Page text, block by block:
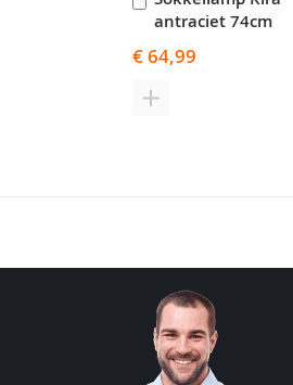
antraciet 74cm
€ 64,99
Winkelwagen
TOEVOEGEN